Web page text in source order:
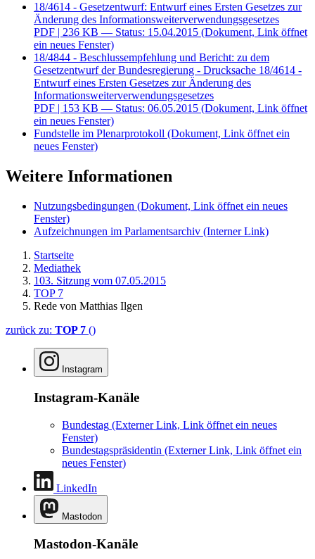
18/4614 - Gesetzentwurf: Entwurf eines Ersten Gesetzes zur
Änderung des Informationsweiterverwendungsgesetzes
PDF | 236 KB — Status: 15.04.2015 (Dokument, Link öffnet
ein neues Fenster)
18/4844 - Beschlussempfehlung und Bericht: zu dem
Gesetzentwurf der Bundesregierung - Drucksache 18/4614 -
Entwurf eines Ersten Gesetzes zur Änderung des
Informationsweiterverwendungsgesetzes
PDF | 153 KB — Status: 06.05.2015 (Dokument, Link öffnet
ein neues Fenster)
Fundstelle im Plenarprotokoll (Dokument, Link öffnet ein
neues Fenster)
Weitere Informationen
Nutzungsbedingungen (Dokument, Link öffnet ein neues
Fenster)
Aufzeichnungen im Parlamentsarchiv (Interner Link)
Startseite
Mediathek
103. Sitzung vom 07.05.2015
TOP 7
Rede von Matthias Ilgen
zurück zu: TOP 7 ()
Instagram
Instagram-Kanäle
Bundestag (Externer Link, Link öffnet ein neues
Fenster)
Bundestagspräsidentin (Externer Link, Link öffnet ein
neues Fenster)
LinkedIn
Mastodon
Mastodon-Kanäle